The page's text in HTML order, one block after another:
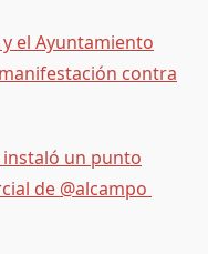
el Ayuntamiento
contra
instaló un punto
de @alcampo